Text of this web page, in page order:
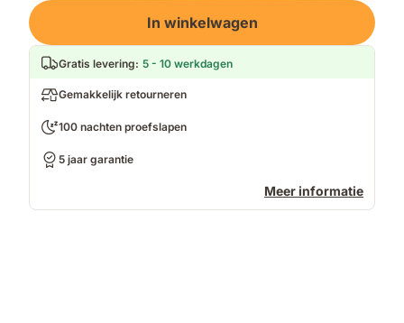
Loading
In winkelwagen
Gratis levering: 5 - 10 werkdagen
Gemakkelijk retourneren
100 nachten proefslapen
5 jaar garantie
Meer informatie